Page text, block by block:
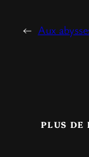
← Aux
PLUS DE